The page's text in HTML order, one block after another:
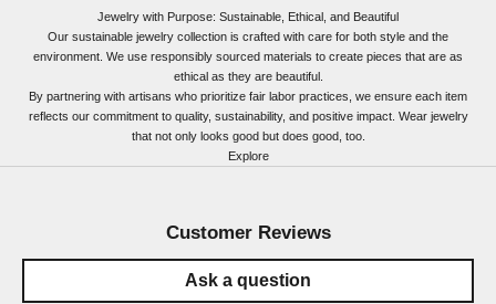
Jewelry with Purpose: Sustainable, Ethical, and Beautiful
Our sustainable jewelry collection is crafted with care for both style and the
environment. We use responsibly sourced materials to create pieces that are as
ethical as they are beautiful.
By partnering with artisans who prioritize fair labor practices, we ensure each item
reflects our commitment to quality, sustainability, and positive impact. Wear jewelry
that not only looks good but does good, too.
Explore
Customer Reviews
Ask a question